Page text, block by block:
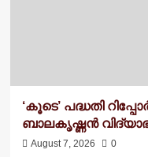
‘കൂടെ’ പദ്ധതി
ബാലകൃഷ്ണന്‍
August 7, 2026 0